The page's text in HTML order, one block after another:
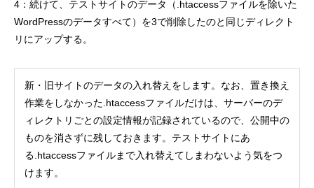
4：続けて、テストサイトのデータ（.htaccessファイルを除いた
WordPressのデータすべて）を3で削除したのと同じディレクト
リにアップする。
新・旧サイトのデータの入れ替えをします。なお、置き換え
作業をしなかった.htaccessファイルだけは、サーバーのデ
ィレクトリごとの設定情報が記録されているので、公開中の
ものを消さずに残しておきます。テストサイトにあ
る.htaccessファイルまで入れ替えてしまわないよう気をつ
けます。